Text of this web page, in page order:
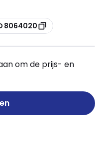
8064020
om de prijs- en